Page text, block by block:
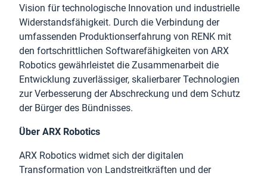
Vision für technologische Innovation und industrielle
Widerstandsfähigkeit. Durch die Verbindung der
umfassenden Produktionserfahrung von RENK mit
den fortschrittlichen Softwarefähigkeiten von ARX
Robotics gewährleistet die Zusammenarbeit die
Entwicklung zuverlässiger, skalierbarer Technologien
zur Verbesserung der Abschreckung und dem Schutz
der Bürger des Bündnisses.
Über ARX Robotics
ARX Robotics widmet sich der digitalen
Transformation von Landstreitkräften und der